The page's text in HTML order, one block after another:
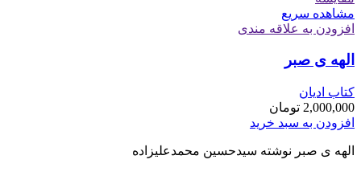
مشاهده سریع
افزودن به علاقه مندی
الهه ی صبر
کتاب ادیان
2,000,000 تومان
افزودن به سبد خرید
الهه ی صبر نوشته سیدحسین محمدعلیزاده